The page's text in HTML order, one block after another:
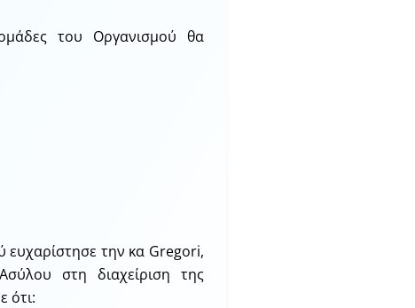
ομάδες του Οργανισμού θα
την κα Gregori,
στη διαχείριση της
ότι: